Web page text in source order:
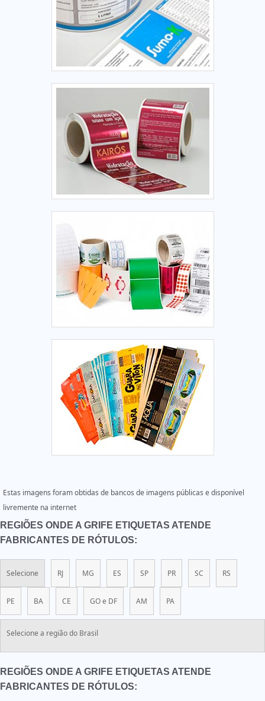
Estas imagens foram obtidas de bancos de imagens públicas e disponível
livremente na internet
REGIÕES ONDE A GRIFE ETIQUETAS ATENDE
FABRICANTES DE RÓTULOS:
Selecione RJ MG ES SP PR SC RS
PE BA CE GO e DF AM PA
Selecione a região do Brasil
REGIÕES ONDE A GRIFE ETIQUETAS ATENDE
FABRICANTES DE RÓTULOS: